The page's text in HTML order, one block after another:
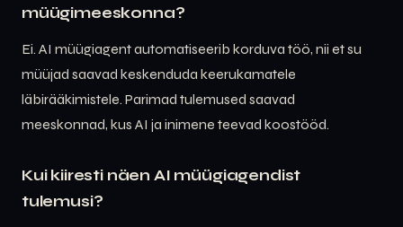
müügimeeskonna?
Ei. AI müügiagent automatiseerib korduva töö, nii et su
müüjad saavad keskenduda keerukamatele
läbirääkimistele. Parimad tulemused saavad
meeskonnad, kus AI ja inimene teevad koostööd.
Kui kiiresti näen AI müügiagendist
tulemusi?